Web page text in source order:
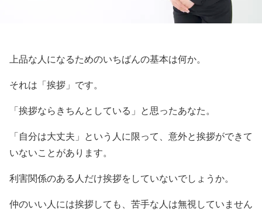
上品な人になるためのいちばんの基本は何か。
それは「挨拶」です。
「挨拶ならきちんとしている」と思ったあなた。
「自分は大丈夫」という人に限って、意外と挨拶ができて
いないことがあります。
利害関係のある人だけ挨拶をしていないでしょうか。
仲のいい人には挨拶しても、苦手な人は無視していません